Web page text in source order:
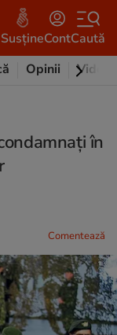
SusțineContCaută
Opinii Video
în
Comentează